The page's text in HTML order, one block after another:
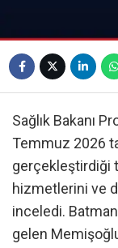
Sağlık Bakanı
Temmuz 2026
gerçekleştirdiği
hizmetlerini ve
inceledi.
gelen